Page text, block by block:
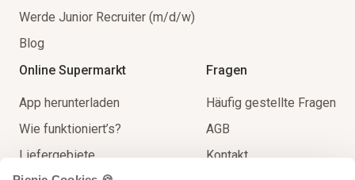
Werde Junior Recruiter (m/d/w)
Blog
Online Supermarkt
App herunterladen
Wie funktioniert’s?
Liefergebiete
Fragen
Häufig gestellte Fragen
AGB
Kontakt